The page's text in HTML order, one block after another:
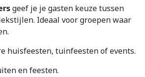
geef je je gasten keuze tussen
Ideaal voor groepen waar
huisfeesten, tuinfeesten of events.
en feesten.